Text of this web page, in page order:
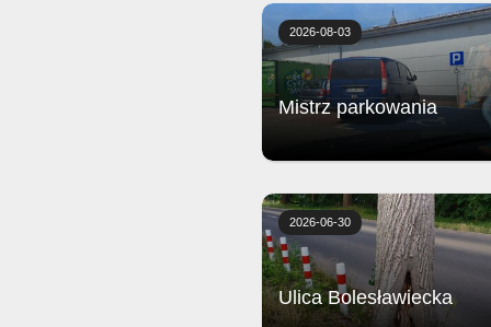
Mistrz parkowania
2026-08-03
Ulica Bolesławiecka
2026-06-30